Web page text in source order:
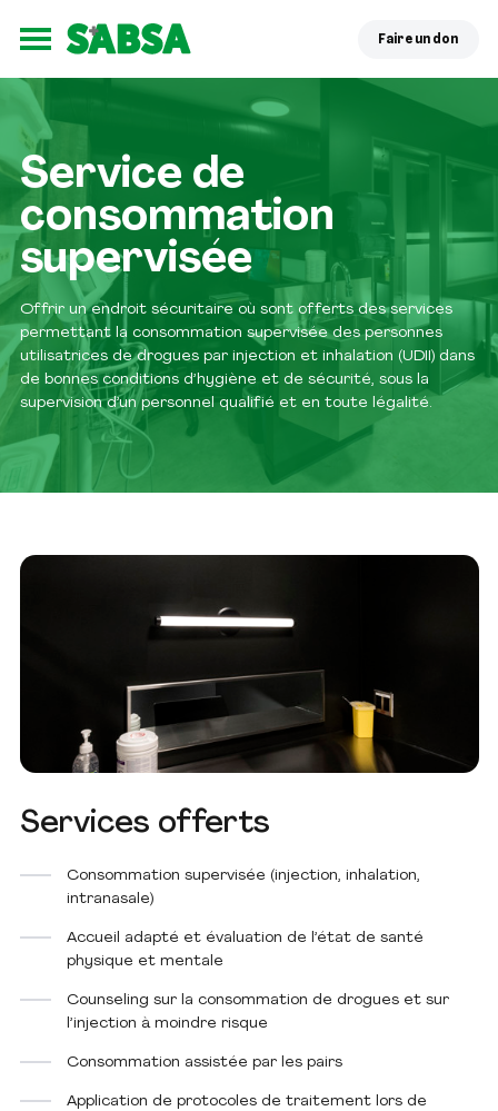
Ouvrir le menu
Faire un don
Service de
consommation
supervisée
Offrir un endroit sécuritaire où sont offerts des services
permettant la consommation supervisée des personnes
utilisatrices de drogues par injection et inhalation (UDII) dans
de bonnes conditions d’hygiène et de sécurité, sous la
supervision d’un personnel qualifié et en toute légalité.
Services offerts
Consommation supervisée (injection, inhalation,
intranasale)
Accueil adapté et évaluation de l’état de santé
physique et mentale
Counseling sur la consommation de drogues et sur
l’injection à moindre risque
Consommation assistée par les pairs
Application de protocoles de traitement lors de